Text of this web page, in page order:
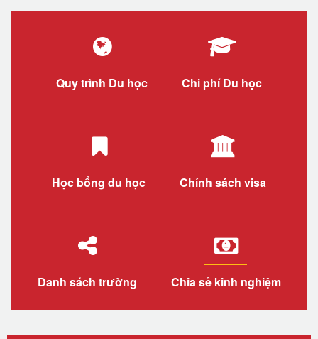
Quy trình Du học Chi phí Du học
Học bổng du học Chính sách visa
Danh sách trường Chia sẻ kinh nghiệm